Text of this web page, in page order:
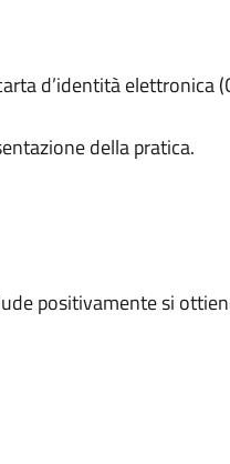
d’identità elettronica
della pratica.
positivamente si